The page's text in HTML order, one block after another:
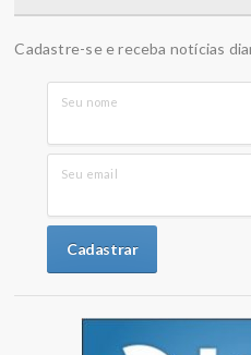
Cadastre-se e receba notícias
Seu nome
Seu email